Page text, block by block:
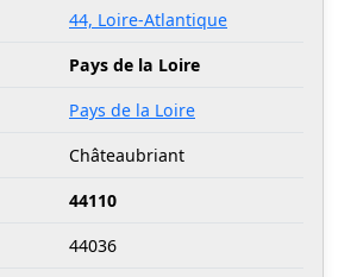
44, Loire-Atlantique
Pays de la Loire
Pays de la Loire
Châteaubriant
44110
44036